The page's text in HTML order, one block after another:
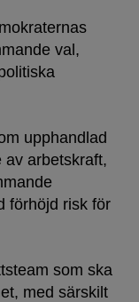
val,
upphandlad
av arbetskraft,
förhöjd risk för
som ska
med särskilt